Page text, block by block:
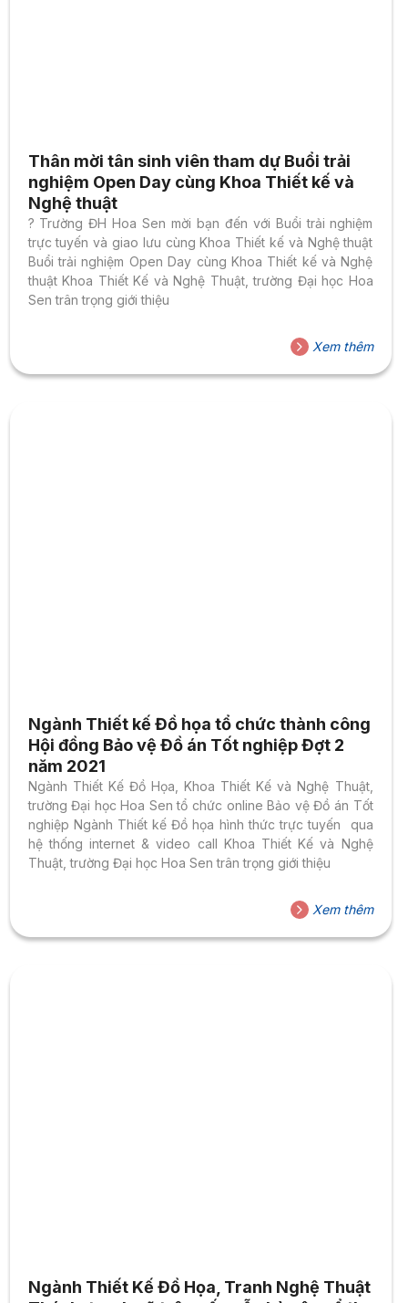
Thân mời tân sinh viên tham dự Buổi trải
nghiệm Open Day cùng Khoa Thiết kế và
Nghệ thuật
? Trường ĐH Hoa Sen mời bạn đến với Buổi trải nghiệm
trực tuyến và giao lưu cùng Khoa Thiết kế và Nghệ thuật
Buổi trải nghiệm Open Day cùng Khoa Thiết kế và Nghệ
thuật Khoa Thiết Kế và Nghệ Thuật, trường Đại học Hoa
Sen trân trọng giới thiệu
Xem thêm
Ngành Thiết kế Đồ họa tổ chức thành công
Hội đồng Bảo vệ Đồ án Tốt nghiệp Đợt 2
năm 2021
Ngành Thiết Kế Đồ Họa, Khoa Thiết Kế và Nghệ Thuật,
trường Đại học Hoa Sen tổ chức online Bảo vệ Đồ án Tốt
nghiệp Ngành Thiết kế Đồ họa hình thức trực tuyến qua
hệ thống internet & video call Khoa Thiết Kế và Nghệ
Thuật, trường Đại học Hoa Sen trân trọng giới thiệu
Xem thêm
Ngành Thiết Kế Đồ Họa, Tranh Nghệ Thuật